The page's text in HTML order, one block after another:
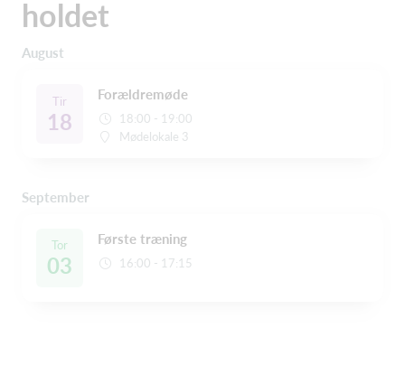
holdet
August
Tir
18
Forældremøde
18:00 - 19:00
Mødelokale 3
September
Tor
03
Første træning
16:00 - 17:15